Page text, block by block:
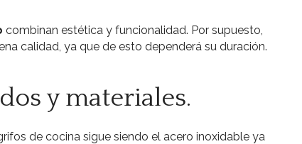
combinan estética y funcionalidad. Por supuesto,
calidad, ya que de esto dependerá su duración.
y materiales.
de cocina sigue siendo el acero inoxidable ya